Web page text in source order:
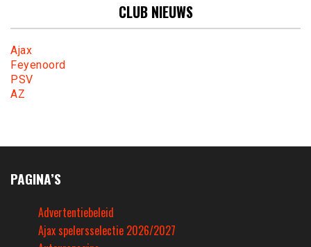
CLUB NIEUWS
Ajax
Feyenoord
PSV
AZ
PAGINA’S
Advertentiebeleid
Ajax spelersselectie 2026/2027